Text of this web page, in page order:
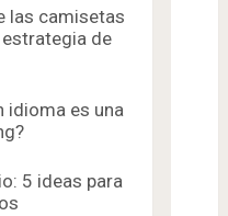
las camisetas
de
idioma es una
5 ideas para